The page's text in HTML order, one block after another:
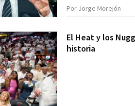
Por Jorge Morejón
El Heat y los
historia